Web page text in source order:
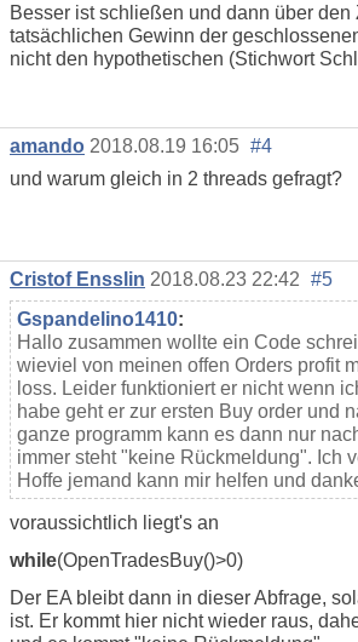
Besser ist schließen und dann über den
tatsächlichen Gewinn der
nicht den hypothetischen (Stichwort
amando 2018.08.19 16:05 #4
und warum gleich in 2 threads gefragt?
Cristof Ensslin 2018.08.23 22:42 #5
Gspandelino1410:
Hallo zusammen wollte ein Code
wieviel von meinen offen Orders profit
loss. Leider funktioniert er nicht wenn
habe geht er zur ersten Buy order und
ganze programm kann es dann nur
immer steht "keine Rückmeldung". Ich
Hoffe jemand kann mir helfen und
voraussichtlich liegt's an
while(OpenTradesBuy()>0)
Der EA bleibt dann in dieser Abfrage,
ist. Er kommt hier nicht wieder raus,